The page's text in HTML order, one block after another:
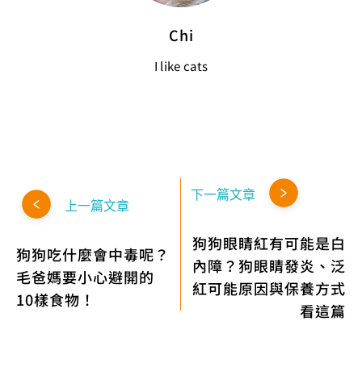
Chi
I like cats
上一篇文章
狗狗吃什麼會中毒呢？
毛爸媽要小心避開的
10樣食物！
下一篇文章
狗狗眼睛紅有可能是白
內障？狗眼睛發炎、泛
紅可能原因與保養方式
看這篇